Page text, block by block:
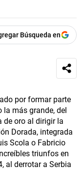
Búsqueda en
por formar parte
la más grande, del
de oro al dirigir la
Dorada, integrada
Scola o Fabricio
triunfos en
al derrotar a Serbia